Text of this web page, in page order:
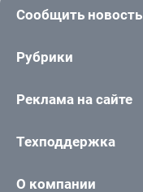
Сообщить новость
Рубрики
Реклама на сайте
Техподдержка
О компании